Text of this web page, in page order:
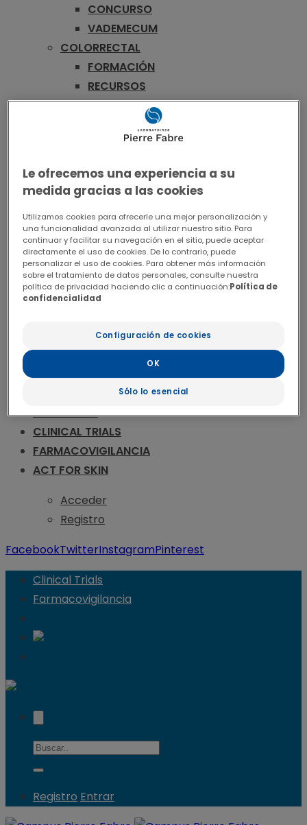
CONCURSO
VADEMECUM
COLORRECTAL
FORMACIÓN
RECURSOS
CONGRESOS
VIK COLORRECTAL
RECURSOS
VADEMECUM
HEMATOLOGÍA
FORMACIÓN
WEBINARS
RECURSOS
FORMACIÓN
WEBINARS
RECURSOS
CONGRESOS
ENFERMERÍA
CLINICAL TRIALS
FARMACOVIGILANCIA
ACT FOR SKIN
Acceder
Registro
FacebookTwitterInstagramPinterest
Clinical Trials
Farmacovigilancia
Registro Entrar
Le ofrecemos una experiencia a su
medida gracias a las cookies
Utilizamos cookies para ofrecerle una mejor personalización y
una funcionalidad avanzada al utilizar nuestro sitio. Para
continuar y facilitar su navegación en el sitio, puede aceptar
directamente el uso de cookies. De lo contrario, puede
personalizar el uso de cookies. Para obtener más información
sobre el tratamiento de datos personales, consulte nuestra
política de privacidad haciendo clic a continuación:Política de
confidencialidad
Configuración de cookies
Sólo lo esencial
OK